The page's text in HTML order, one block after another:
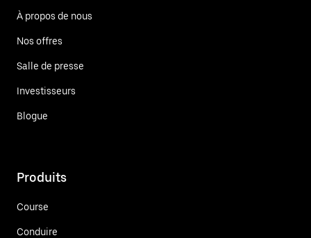
À propos de nous
Nos offres
Salle de presse
Investisseurs
Blogue
Produits
Course
Conduire